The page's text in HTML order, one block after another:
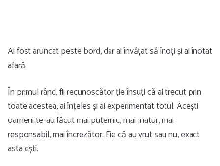
Ai fost aruncat peste bord, dar ai învățat să înoți și ai înotat
afară.
În primul rând, fii recunoscător ție însuți că ai trecut prin
toate acestea, ai înțeles și ai experimentat totul. Acești
oameni te-au făcut mai puternic, mai matur, mai
responsabil, mai încrezător. Fie că au vrut sau nu, exact
asta ești.